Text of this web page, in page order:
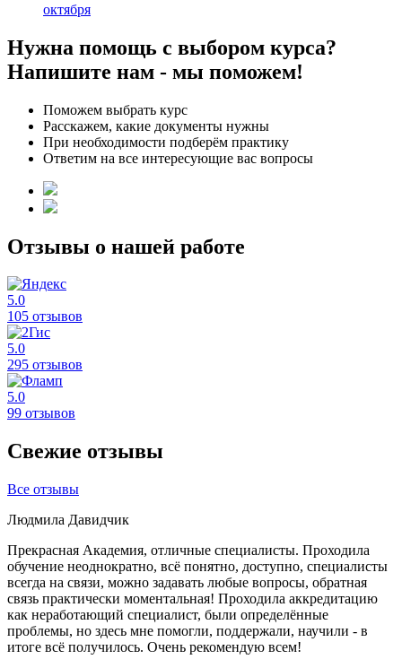
октября
Нужна помощь с выбором курса?
Напишите нам - мы поможем!
Поможем выбрать курс
Расскажем, какие документы нужны
При необходимости подберём практику
Ответим на все интересующие вас вопросы
Отзывы о нашей работе
5.0
105 отзывов
5.0
295 отзывов
5.0
99 отзывов
Свежие отзывы
Все отзывы
Людмила Давидчик
Прекрасная Академия, отличные специалисты. Проходила
обучение неоднократно, всё понятно, доступно, специалисты
всегда на связи, можно задавать любые вопросы, обратная
связь практически моментальная! Проходила аккредитацию
как неработающий специалист, были определённые
проблемы, но здесь мне помогли, поддержали, научили - в
итоге всё получилось. Очень рекомендую всем!